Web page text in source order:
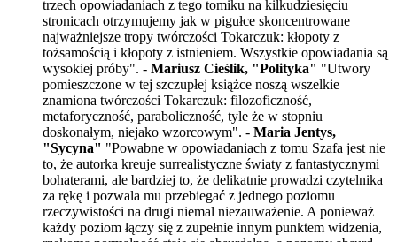
trzech opowiadaniach z tego tomiku na kilkudziesięciu
stronicach otrzymujemy jak w pigułce skoncentrowane
najważniejsze tropy twórczości Tokarczuk: kłopoty z
tożsamością i kłopoty z istnieniem. Wszystkie opowiadania są
wysokiej próby". - Mariusz Cieślik, "Polityka" "Utwory
pomieszczone w tej szczupłej książce noszą wszelkie
znamiona twórczości Tokarczuk: filozoficzność,
metaforyczność, paraboliczność, tyle że w stopniu
doskonałym, niejako wzorcowym". - Maria Jentys,
"Sycyna" "Powabne w opowiadaniach z tomu Szafa jest nie
to, że autorka kreuje surrealistyczne światy z fantastycznymi
bohaterami, ale bardziej to, że delikatnie prowadzi czytelnika
za rękę i pozwala mu przebiegać z jednego poziomu
rzeczywistości na drugi niemal niezauważenie. A ponieważ
każdy poziom łączy się z zupełnie innym punktem widzenia,